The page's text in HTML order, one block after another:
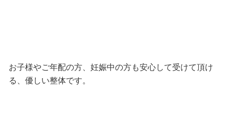
お子様やご年配の方、妊娠中の方も安心して受けて頂け
る、優しい整体です。